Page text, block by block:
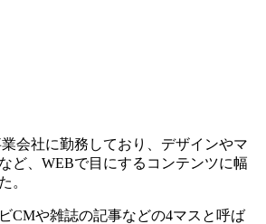
会社に勤務しており、デザインやマ
ど、 WEBで目にするコンテンツに幅
。
CMや雑誌の記事などの4マスと呼ば